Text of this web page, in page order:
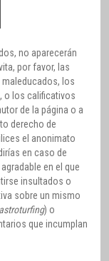
no aparecerán
por favor, las
los
o los calificativos
de la página o a
derecho de
el anonimato
en caso de
en el que
insultados o
sobre un mismo
astroturfing) o
que incumplan